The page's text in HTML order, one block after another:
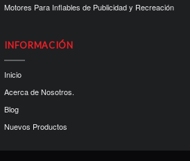
Motores Para Inflables de Publicidad y Recreación
INFORMACIÓN
Inicio
Acerca de Nosotros.
Blog
Nuevos Productos